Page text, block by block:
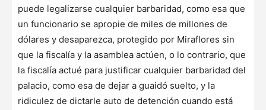
puede legalizarse cualquier barbaridad, como esa que
un funcionario se apropie de miles de millones de
dólares y desaparezca, protegido por Miraflores sin
que la fiscalía y la asamblea actúen, o lo contrario, que
la fiscalía actué para justificar cualquier barbaridad del
palacio, como esa de dejar a guaidó suelto, y la
ridiculez de dictarle auto de detención cuando está